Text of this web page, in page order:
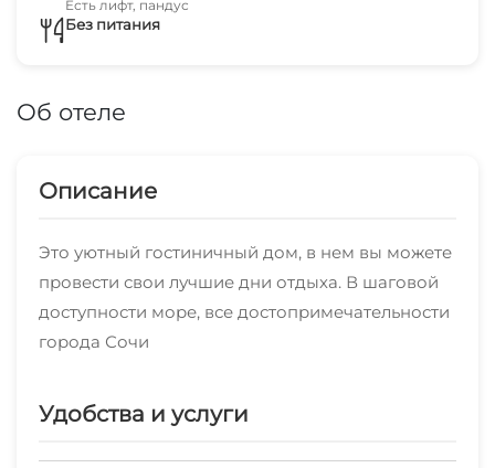
Есть лифт, пандус
Без питания
Об отеле
Описание
Это уютный гостиничный дом, в нем вы можете
провести свои лучшие дни отдыха. В шаговой
доступности море, все достопримечательности
города Сочи
Удобства и услуги